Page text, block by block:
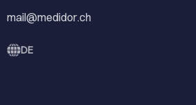
mail@medidor.ch
DE